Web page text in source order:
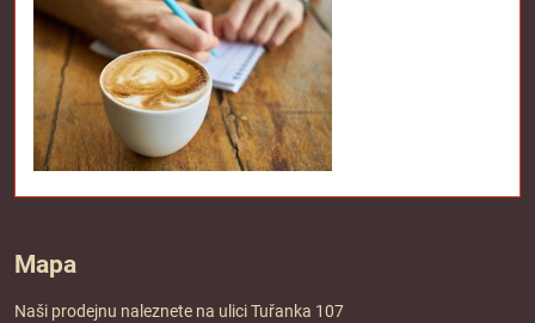
Mapa
Naši prodejnu naleznete na ulici Tuřanka 107